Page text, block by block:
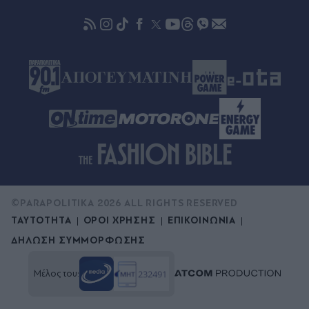
Φωτιά στην Αγία Μαρίνα Ηλείας: Επιχειρούν 13
ΤΑΥΤΟΤΗΤΑ ΟΡΟΙ ΧΡΗΣΗΣ
ΕΠΙΚΟΙΝΩΝΙΑ
ΔΗΛΩΣΗ ΣΥΜΜΟΡΦΩΣΗΣ
©PARAPOLITIKA 2026 ALL RIGHTS RESERVED
Μέλος του: